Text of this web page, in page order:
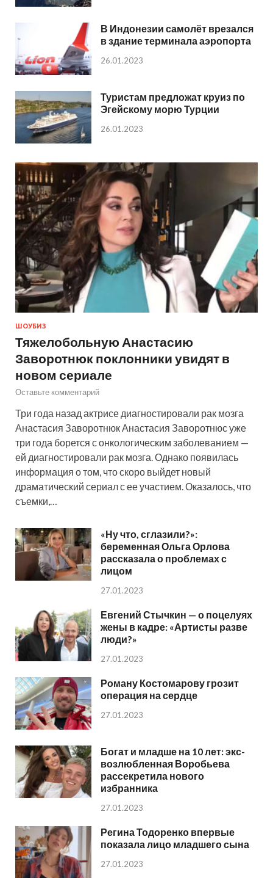
В Индонезии самолёт врезался
в здание терминала аэропорта
26.01.2023
Туристам предложат круиз по
Эгейскому морю Турции
26.01.2023
ШОУБИЗ
Тяжелобольную Анастасию
Заворотнюк поклонники увидят в
новом сериале
Оставьте комментарий
Три года назад актрисе диагностировали рак мозга
Анастасия Заворотнюк Анастасия Заворотнюс уже
три года борется с онкологическим заболеванием —
ей диагностировали рак мозга. Однако появилась
информация о том, что скоро выйдет новый
драматический сериал с ее участием. Оказалось, что
съемки,…
«Ну что, сглазили?»:
беременная Ольга Орлова
рассказала о проблемах с
лицом
27.01.2023
Евгений Стычкин — о поцелуях
жены в кадре: «Артисты разве
люди?»
27.01.2023
Роману Костомарову грозит
операция на сердце
27.01.2023
Богат и младше на 10 лет: экс-
возлюбленная Воробьева
рассекретила нового
избранника
27.01.2023
Регина Тодоренко впервые
показала лицо младшего сына
27.01.2023